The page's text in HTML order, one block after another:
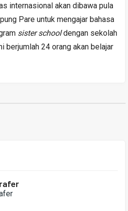
internasional akan dibawa pula
Pare untuk mengajar bahasa
sister schooldengan sekolah
berjumlah 24 orang akan belajar